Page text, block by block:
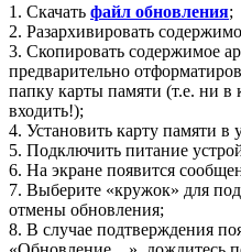
1. Скачать файл обновления;
2. Разархивировать
3. Скопировать содержимое
предварительно
папку карты памяти (т.е. ни в
входить!);
4. Установить карту памяти в
5. Подключить питание
6. На экране появится
7. Выберите «кружок» для
отмены обновления;
8. В случае подтверждения